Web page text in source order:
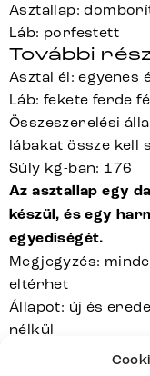
Asztallap:
Láb: porfestett
További
Asztal él: egyenes
Láb: fekete ferde
Összeszerelési
lábakat össze kell
Súly kg-ban: 176
Az asztallap egy
készül, és egy
egyediségét.
Megjegyzés:
eltérhet
Állapot: új és
nélkül